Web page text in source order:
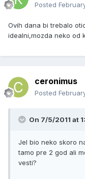
Posted
Ovih dana bi trebalo
idealni,mozda neko od
ceronimus
Posted
On 7/5/2011 at
Jel bio neko skoro
tamo pre 2 god ali
vesti?